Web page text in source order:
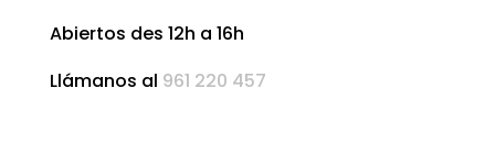
Abiertos des 12h a 16h
Llámanos al 961 220 457